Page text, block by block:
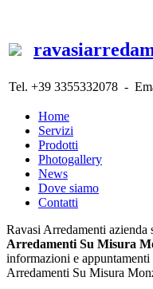
Tel. +39 3355332078 -
Home
Servizi
Prodotti
Photogallery
News
Dove siamo
Contatti
Ravasi Arredamenti azienda
Arredamenti Su Misura
informazioni e
Arredamenti Su Misura